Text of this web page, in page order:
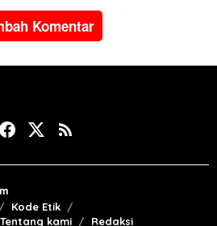
Komentar
Kode Etik
Tentang kami Redaksi